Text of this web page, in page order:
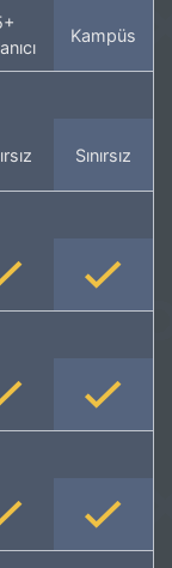
Kampüs
Sınırsız